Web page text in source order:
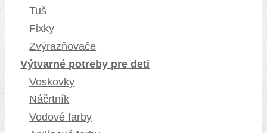
Tuš
Fixky
Zvýrazňovače
Výtvarné potreby pre deti
Voskovky
Náčrtník
Vodové farby